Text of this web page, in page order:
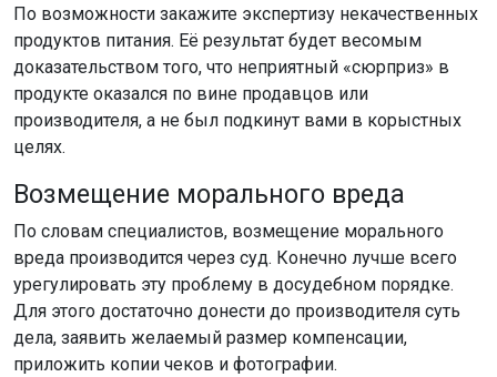
По возможности закажите экспертизу некачественных
продуктов питания. Её результат будет весомым
доказательством того, что неприятный «сюрприз» в
продукте оказался по вине продавцов или
производителя, а не был подкинут вами в корыстных
целях.
Возмещение морального вреда
По словам специалистов, возмещение морального
вреда производится через суд. Конечно лучше всего
урегулировать эту проблему в досудебном порядке.
Для этого достаточно донести до производителя суть
дела, заявить желаемый размер компенсации,
приложить копии чеков и фотографии.